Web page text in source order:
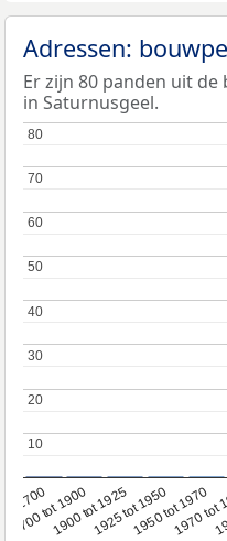
Adressen:
Er zijn 80 panden uit
in Saturnusgeel.
1700
1700 tot 1900
1900 tot 19251925 tot 19501950 tot 1970
1970
10
10
20
20
30
30
40
40
50
50
60
60
70
70
80
80